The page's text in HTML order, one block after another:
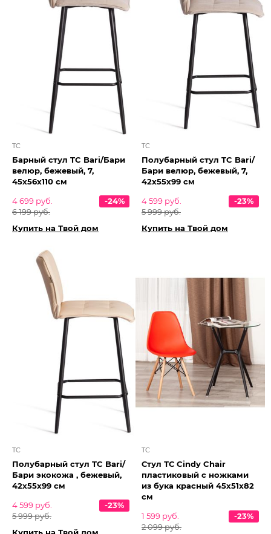
TC
Барный стул TC Bari/Бари
велюр, бежевый, 7,
45х56х110 см
4 699 руб.
6 199 руб.
-24%
Купить на Твой дом
TC
Полубарный стул TC Bari/
Бари велюр, бежевый, 7,
42х55х99 см
4 599 руб.
5 999 руб.
-23%
Купить на Твой дом
TC
Полубарный стул TC Bari/
Бари экокожа , бежевый,
42х55х99 см
4 599 руб.
5 999 руб.
-23%
TC
Стул ТС Cindy Chair
пластиковый с ножками
из бука красный 45х51х82
см
1 599 руб.
2 099 руб.
-23%